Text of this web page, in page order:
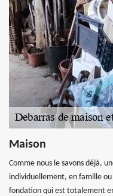
Maison
Comme nous le savons déjà,
individuellement, en famille ou
fondation qui est totalement